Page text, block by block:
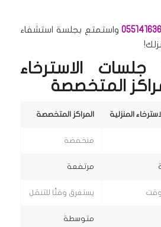
واستمتع بجلسة استشفاء
جلسات الاسترخاء
المتخصصة
المنزلية المراكز المتخصصة
منخفضة
مرتفعة
يستغرق وقتًا للتنقل
متوسطة